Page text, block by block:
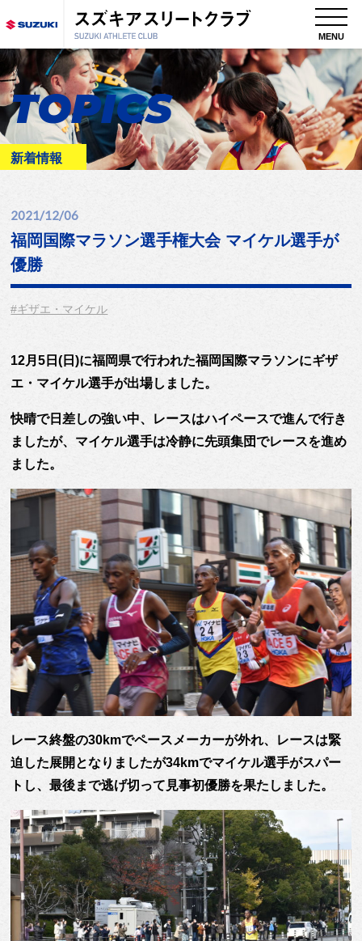
MENU
TOPICS
新着情報
2021/12/06
福岡国際マラソン選手権大会 マイケル選手が
優勝
#ギザエ・マイケル
12月5日(日)に福岡県で行われた福岡国際マラソンにギザ
エ・マイケル選手が出場しました。
快晴で日差しの強い中、レースはハイペースで進んで行き
ましたが、マイケル選手は冷静に先頭集団でレースを進め
ました。
レース終盤の30kmでペースメーカーが外れ、レースは緊
迫した展開となりましたが34kmでマイケル選手がスパー
トし、最後まで逃げ切って見事初優勝を果たしました。